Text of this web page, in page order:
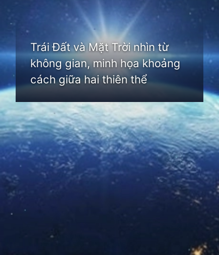
Trái Đất và Mặt Trời nhìn từ
không gian, minh họa khoảng
cách giữa hai thiên thể